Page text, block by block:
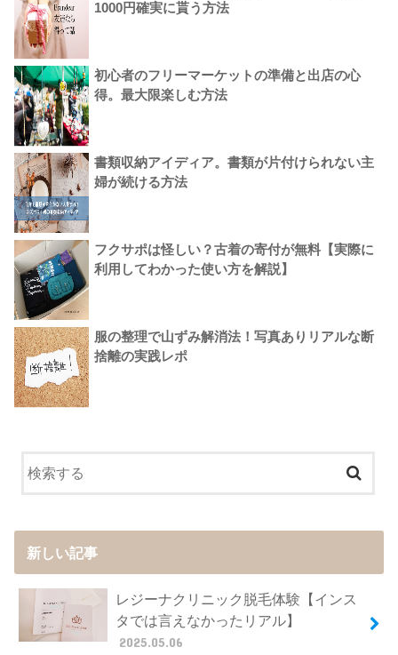
1000円確実に貰う方法
初心者のフリーマーケットの準備と出店の心
得。最大限楽しむ方法
書類収納アイディア。書類が片付けられない主
婦が続ける方法
フクサポは怪しい？古着の寄付が無料【実際に
利用してわかった使い方を解説】
服の整理で山ずみ解消法！写真ありリアルな断
捨離の実践レポ
新しい記事
レジーナクリニック脱毛体験【インス
タでは言えなかったリアル】
2025.05.06